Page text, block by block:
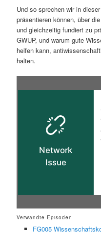
e
n
n
g
e
n
Und so sprechen wir in
präsentieren können, über
und gleichzeitig fundiert zu
GWUP, und warum gute
helfen kann,
halten.
Verwandte Episoden
FG005